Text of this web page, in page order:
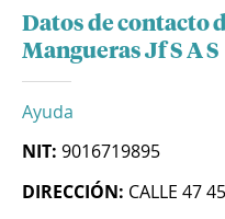
Datos de contacto
Mangueras Jf S A S
Ayuda
NIT: 9016719895
DIRECCIÓN: CALLE 47